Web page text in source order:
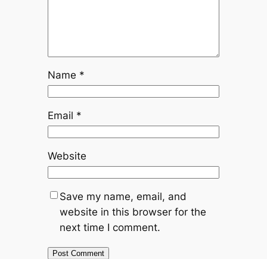
Name *
Email *
Website
Save my name, email, and
website in this browser for the
next time I comment.